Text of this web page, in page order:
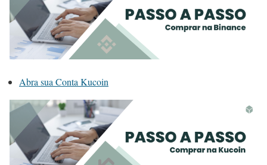
Abra sua Conta Kucoin